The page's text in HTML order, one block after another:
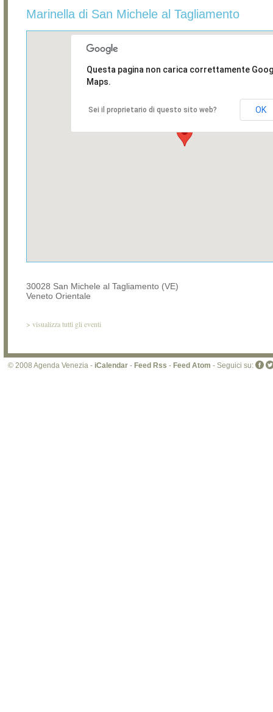
Marinella di San Michele al Tagliamento
Questa pagina non carica correttamente
Maps.
Sei il proprietario di questo sito web? OK
30028 San Michele al Tagliamento (VE)
Veneto Orientale
> visualizza tutti gli eventi
© 2008 Agenda Venezia - iCalendar - Feed Rss - Feed Atom - Seguici su: